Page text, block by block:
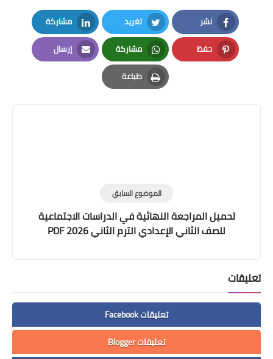
نشر
Facebook
تغريد
Twitter
مشاركة
LinkedIn
حفظ
Pinterest
مشاركة
Whatsapp
إرسال
Email
طباعة
Print
الموضوع السابق
تحميل المراجعة النهائية في الدراسات الاجتماعية
للصف الثاني الإعدادي الترم الثاني 2026 PDF
تعليقات
تعليقات Facebook
تعليقات Blogger